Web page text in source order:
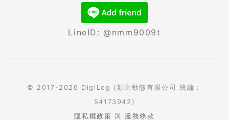
LineID: @nmm9009t
© 2017-2026 DigiLog (類比動態有限公司 統編：
54173942)
隱私權政策 與 服務條款